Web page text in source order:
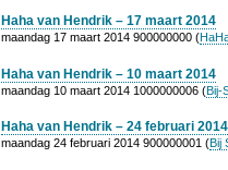
Haha van Hendrik – 17 maart 2014
maandag 17 maart 2014 900000000 (
Haha van Hendrik – 10 maart 2014
maandag 10 maart 2014 1000000006 (Bij-
Haha van Hendrik – 24 februari 2014
maandag 24 februari 2014 900000001 (Bij